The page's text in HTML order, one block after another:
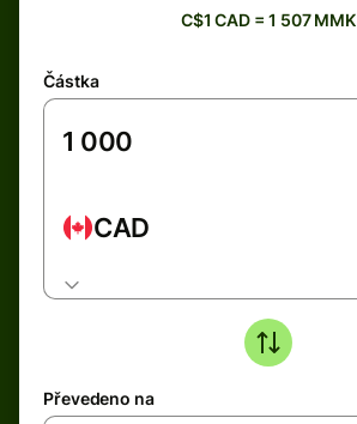
C$1 CAD = 1 507 MMK
Částka
CAD
Převedeno na